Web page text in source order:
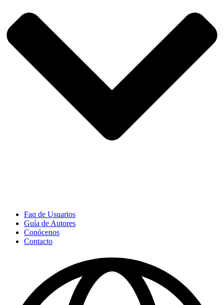
Faq de Usuarios
Guía de Autores
Conócenos
Contacto